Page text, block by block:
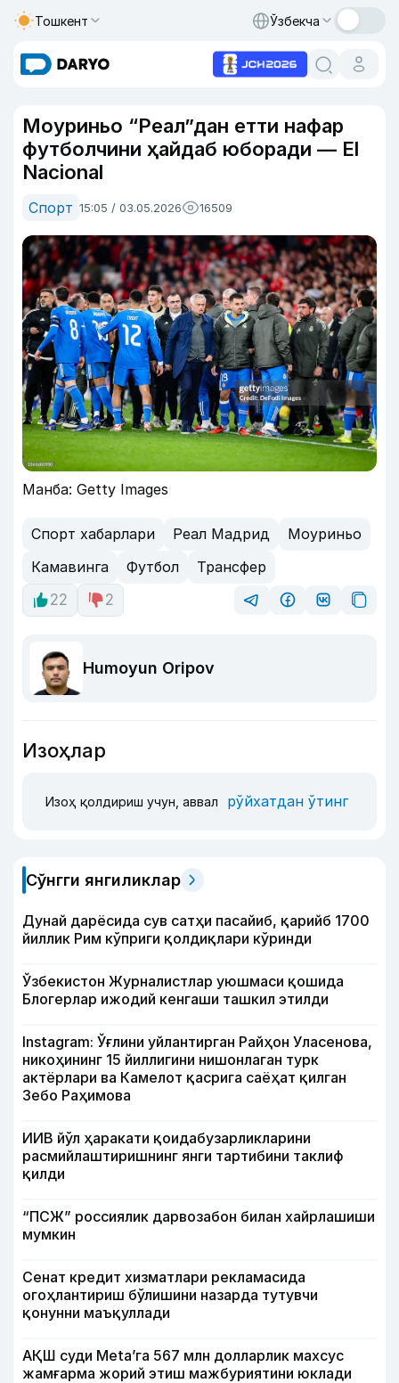
Тошкент Ўзбекча
Моуриньо “Реал”дан етти нафар
футболчини ҳайдаб юборади — El
Nacional
Спорт 15:05 / 03.05.2026 16509
Манба: Getty Images
Спорт хабарлари Реал Мадрид
Моуриньо
Камавинга
Футбол
Трансфер
22
2
Humoyun Oripov
Изоҳлар
Изоҳ қолдириш учун, аввал рўйхатдан ўтинг
Сўнгги янгиликлар
Дунай дарёсида сув сатҳи пасайиб, қарийб 1700
йиллик Рим кўприги қолдиқлари кўринди
Ўзбекистон Журналистлар уюшмаси қошида
Блогерлар ижодий кенгаши ташкил этилди
Instagram: Ўғлини уйлантирган Райҳон Уласенова,
никоҳининг 15 йиллигини нишонлаган турк
актёрлари ва Камелот қасрига саёҳат қилган
Зебо Раҳимова
ИИВ йўл ҳаракати қоидабузарликларини
расмийлаштиришнинг янги тартибини таклиф
қилди
“ПСЖ” россиялик дарвозабон билан хайрлашиши
мумкин
Сенат кредит хизматлари рекламасида
огоҳлантириш бўлишини назарда тутувчи
қонунни маъқуллади
АҚШ суди Meta’га 567 млн долларлик махсус
жамғарма жорий этиш мажбуриятини юклади